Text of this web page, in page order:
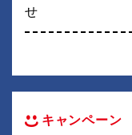
せ
キャンペーン